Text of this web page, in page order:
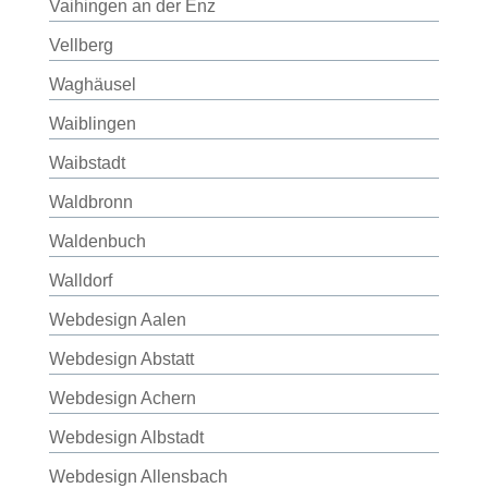
Vaihingen an der Enz
Vellberg
Waghäusel
Waiblingen
Waibstadt
Waldbronn
Waldenbuch
Walldorf
Webdesign Aalen
Webdesign Abstatt
Webdesign Achern
Webdesign Albstadt
Webdesign Allensbach